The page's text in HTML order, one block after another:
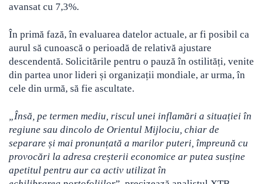
avansat cu 7,3%.
În primă fază, în evaluarea datelor actuale, ar fi posibil ca
aurul să cunoască o perioadă de relativă ajustare
descendentă. Solicitările pentru o pauză în ostilități, venite
din partea unor lideri și organizații mondiale, ar urma, în
cele din urmă, să fie ascultate.
„Însă, pe termen mediu, riscul unei inflamări a situației în
regiune sau dincolo de Orientul Mijlociu, chiar de
separare și mai pronunțată a marilor puteri, împreună cu
provocări la adresa creșterii economice ar putea susține
apetitul pentru aur ca activ utilizat în